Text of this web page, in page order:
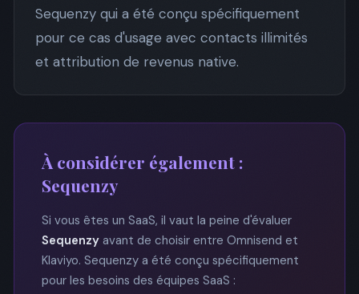
Sequenzy qui a été conçu spécifiquement
pour ce cas d'usage avec contacts illimités
et attribution de revenus native.
À considérer également :
Sequenzy
Si vous êtes un SaaS, il vaut la peine d'évaluer
Sequenzy avant de choisir entre Omnisend et
Klaviyo. Sequenzy a été conçu spécifiquement
pour les besoins des équipes SaaS :